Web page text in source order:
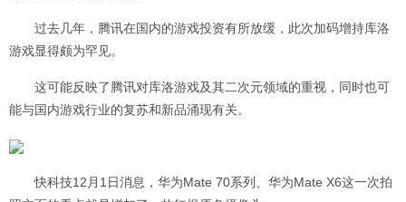
过去几年，腾讯在国内的游戏投资有所放缓，此次加码增持库洛
游戏显得颇为罕见。
这可能反映了腾讯对库洛游戏及其二次元领域的重视，同时也可
能与国内游戏行业的复苏和新品涌现有关。
快科技12月1日消息，华为Mate 70系列、华为Mate X6这一次拍